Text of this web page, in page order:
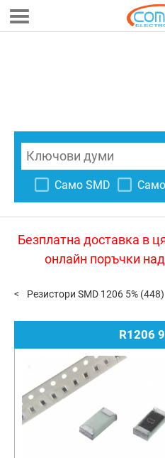
Само SMD
Безплатна доставка в
онлайн поръчки
Резистори SMD 1206 5% (448)
R1206